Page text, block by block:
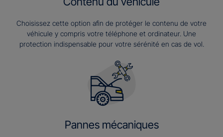
Choisissez cette option afin de protéger le contenu de votre
véhicule y compris votre téléphone et ordinateur. Une
protection indispensable pour votre sérénité en cas de vol.
Pannes mécaniques